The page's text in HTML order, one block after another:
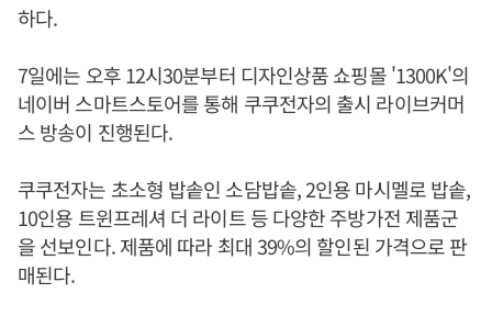
하다.
7일에는 오후 12시30분부터 디자인상품 쇼핑몰 '1300K'의
네이버 스마트스토어를 통해 쿠쿠전자의 출시 라이브커머
스 방송이 진행된다.
쿠쿠전자는 초소형 밥솥인 소담밥솥, 2인용 마시멜로 밥솥,
10인용 트윈프레셔 더 라이트 등 다양한 주방가전 제품군
을 선보인다. 제품에 따라 최대 39%의 할인된 가격으로 판
매된다.